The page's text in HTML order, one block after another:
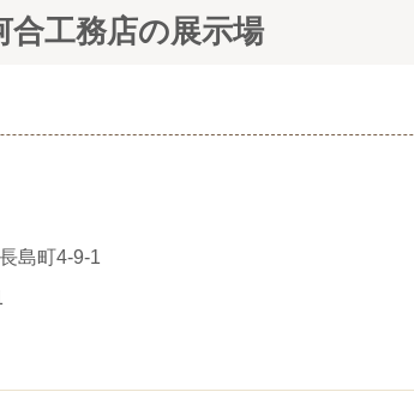
合工務店の展示場
島町4-9-1